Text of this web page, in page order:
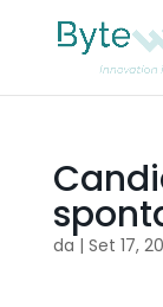
da | Set 17,